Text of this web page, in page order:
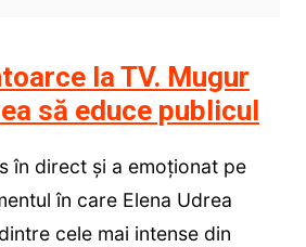
la TV. Mugur
să educe publicul
în direct și a emoționat pe
în care Elena Udrea
cele mai intense din